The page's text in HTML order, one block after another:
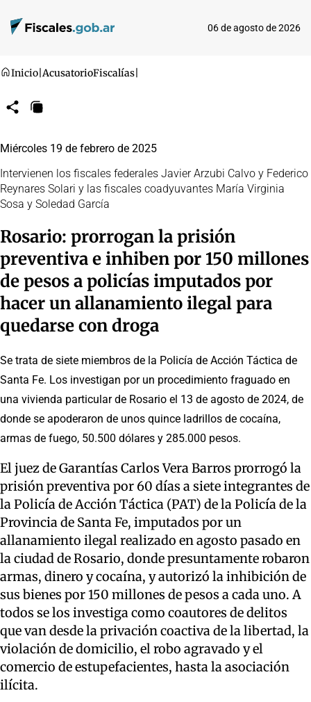
06 de agosto de 2026
Inicio AcusatorioFiscalías
CompartirCopiar
Miércoles 19 de febrero de 2025
Intervienen los fiscales federales Javier Arzubi Calvo y Federico
Reynares Solari y las fiscales coadyuvantes María Virginia
Sosa y Soledad García
Rosario: prorrogan la prisión
preventiva e inhiben por 150 millones
de pesos a policías imputados por
hacer un allanamiento ilegal para
quedarse con droga
Se trata de siete miembros de la Policía de Acción Táctica de
Santa Fe. Los investigan por un procedimiento fraguado en
una vivienda particular de Rosario el 13 de agosto de 2024, de
donde se apoderaron de unos quince ladrillos de cocaína,
armas de fuego, 50.500 dólares y 285.000 pesos.
El juez de Garantías Carlos Vera Barros prorrogó la
prisión preventiva por 60 días a siete integrantes de
la Policía de Acción Táctica (PAT) de la Policía de la
Provincia de Santa Fe, imputados por un
allanamiento ilegal realizado en agosto pasado en
la ciudad de Rosario, donde presuntamente robaron
armas, dinero y cocaína, y autorizó la inhibición de
sus bienes por 150 millones de pesos a cada uno. A
todos se los investiga como coautores de delitos
que van desde la privación coactiva de la libertad, la
violación de domicilio, el robo agravado y el
comercio de estupefacientes, hasta la asociación
ilícita.